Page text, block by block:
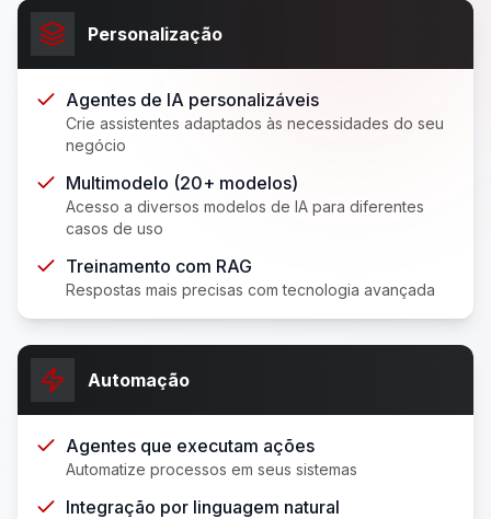
Personalização
Agentes de IA personalizáveis
Crie assistentes adaptados às necessidades do seu
negócio
Multimodelo (20+ modelos)
Acesso a diversos modelos de IA para diferentes
casos de uso
Treinamento com RAG
Respostas mais precisas com tecnologia avançada
Automação
Agentes que executam ações
Automatize processos em seus sistemas
Integração por linguagem natural